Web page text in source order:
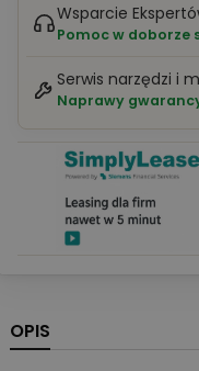
Wsparcie
Pomoc w doborze
Serwis narzędzi i
Naprawy
OPIS